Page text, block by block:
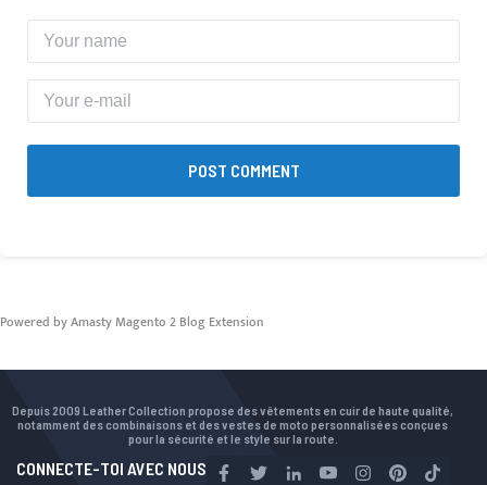
POST COMMENT
Powered by Amasty Magento 2 Blog Extension
Depuis 2009 Leather Collection propose des vêtements en cuir de haute qualité,
notamment des combinaisons et des vestes de moto personnalisées conçues
pour la sécurité et le style sur la route.
CONNECTE-TOI AVEC NOUS